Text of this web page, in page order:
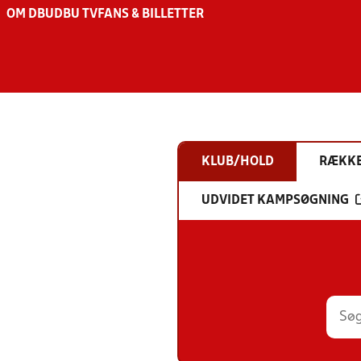
OM DBU DBU TV FANS & BILLETTER
KLUB/HOLD
UDVIDET KAMPSØGNING